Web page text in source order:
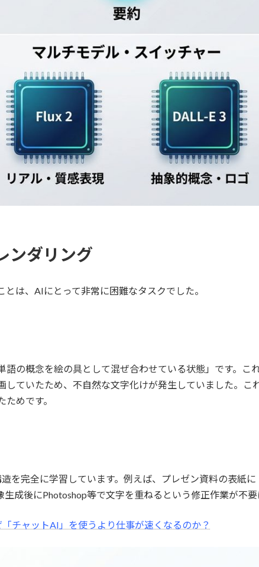
ンダリング
は、AIにとって非常に困難なタスクでした。
の概念を絵の具として混ぜ合わせている状態」です。こ
していたため、不自然な文字化けが発生していました。
めです。
を完全に学習しています。例えば、プレゼン資料の表紙
成後にPhotoshop等で文字を重ねるという修正作業が不
「チャットAI」を使うより仕事が速くなるのか？